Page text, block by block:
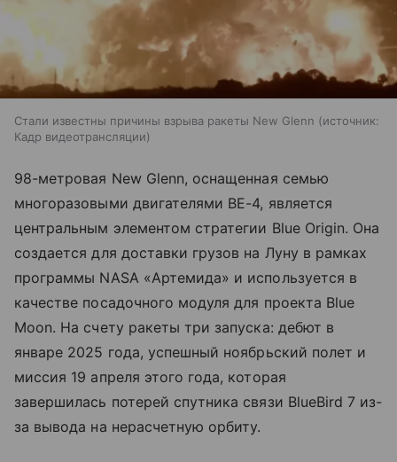
Стали известны причины взрыва ракеты New Glenn
источник:
Кадр видеотрансляции
98-метровая New Glenn, оснащенная семью
многоразовыми двигателями BE-4, является
центральным элементом стратегии Blue Origin. Она
создается для доставки грузов на Луну в рамках
программы NASA «Артемида» и используется в
качестве посадочного модуля для проекта Blue
Moon. На счету ракеты три запуска: дебют в
январе 2025 года, успешный ноябрьский полет и
миссия 19 апреля этого года, которая
завершилась потерей спутника связи BlueBird 7 из-
за вывода на нерасчетную орбиту.